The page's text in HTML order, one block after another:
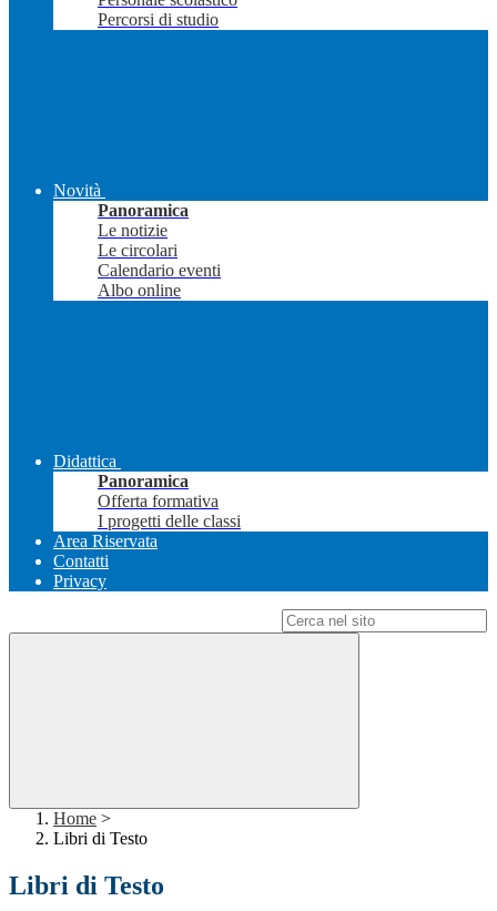
Percorsi di studio
Novità
Panoramica
Le notizie
Le circolari
Calendario eventi
Albo online
Didattica
Panoramica
Offerta formativa
I progetti delle classi
Area Riservata
Contatti
Privacy
Home >
Libri di Testo
Libri di Testo